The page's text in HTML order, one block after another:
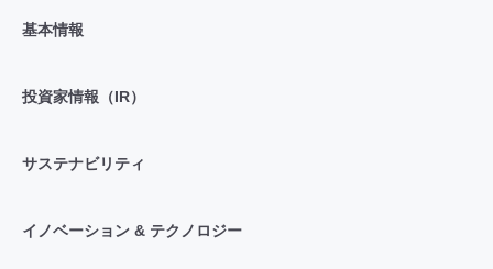
基本情報
投資家情報（IR）
サステナビリティ
イノベーション & テクノロジー